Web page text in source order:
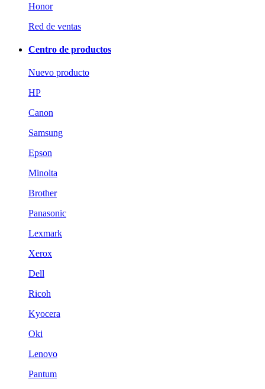
Honor
Red de ventas
Centro de productos
Nuevo producto
HP
Canon
Samsung
Epson
Minolta
Brother
Panasonic
Lexmark
Xerox
Dell
Ricoh
Kyocera
Oki
Lenovo
Pantum